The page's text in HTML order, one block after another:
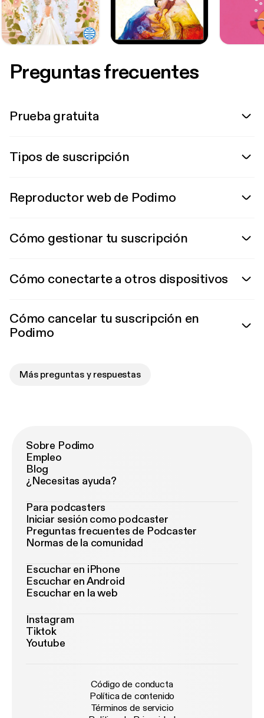
Preguntas frecuentes
Prueba gratuita
Tipos de suscripción
Reproductor web de Podimo
Cómo gestionar tu suscripción
Cómo conectarte a otros dispositivos
Cómo cancelar tu suscripción en
Podimo
Más preguntas y respuestas
Sobre Podimo
Empleo
Blog
¿Necesitas ayuda?
Para podcasters
Iniciar sesión como podcaster
Preguntas frecuentes de Podcaster
Normas de la comunidad
Escuchar en iPhone
Escuchar en Android
Escuchar en la web
Instagram
Tiktok
Youtube
Código de conducta
Política de contenido
Términos de servicio